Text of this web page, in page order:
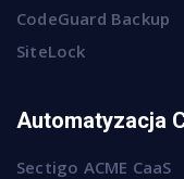
CodeGuard Backup
SiteLock
Automatyzacja
Sectigo ACME CaaS